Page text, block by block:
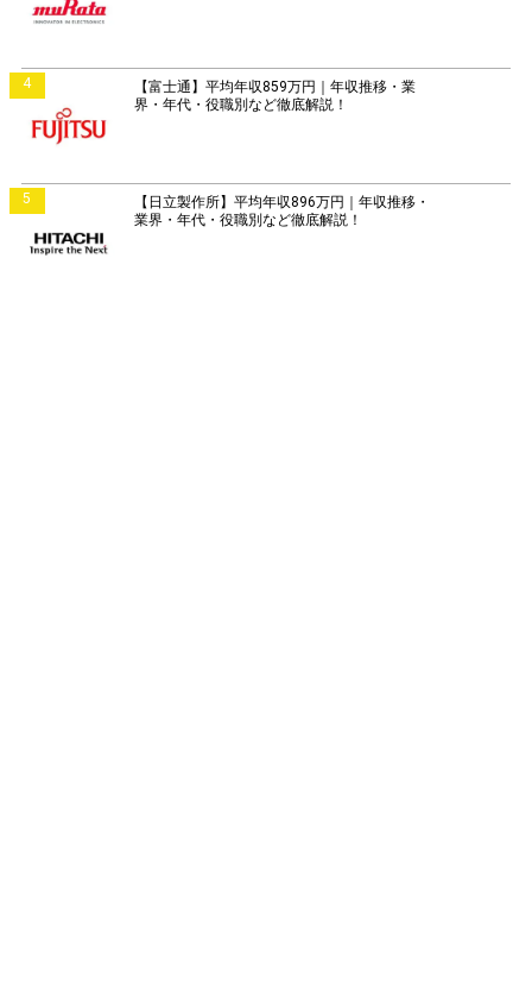
4
【富士通】平均年収859万円｜年収推移・業
界・年代・役職別など徹底解説！
5
【日立製作所】平均年収896万円｜年収推移・
業界・年代・役職別など徹底解説！